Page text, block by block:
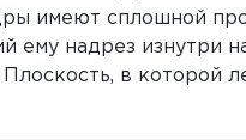
имеют сплошной
ему надрез изнутри
в которой